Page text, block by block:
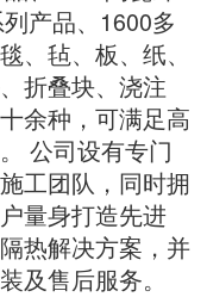
产品、1600多
、毡、板、纸、
折叠块、浇注
余种，可满足高
公司设有专门
工团队，同时拥
量身打造先进
热解决方案，并
及售后服务。